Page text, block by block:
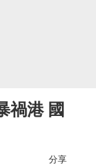
禍港 國
分享